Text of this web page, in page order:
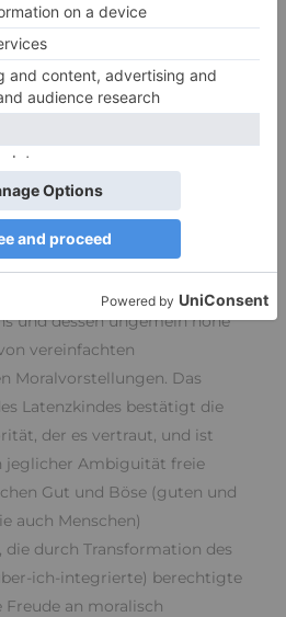
der märchenhaften
der verklärten Kindheit
derRegression, eine noch
Merkmal des Kindes im
die Unflexibilität und Starrheit
und dessen ungemein hohe
vereinfachten
Moralvorstellungen. Das
Latenzkindes bestätigt die
der es vertraut, und ist
jeglicher Ambiguität freie
Gut und Böse (guten und
auch Menschen)
die durch Transformation des
ich-integrierte) berechtigte
Freude an moralisch